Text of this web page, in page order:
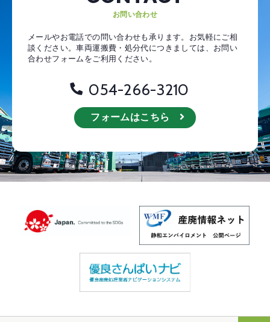
お問い合わせ
メールやお電話での問い合わせも承ります。お気軽にご相
談ください。車両運搬費・処分代につきましては、お問い
合わせフォームをご利用ください。
054-266-3210
フォームはこちら